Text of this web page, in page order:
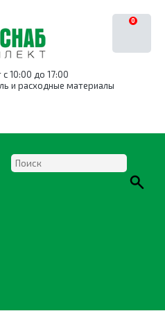
10:00 до 17:00
и расходные материалы
0